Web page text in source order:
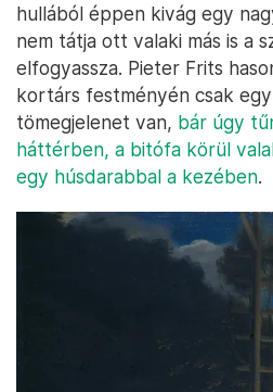
hullából éppen kivág egy
nem tátja ott valaki más is a
elfogyassza. Pieter Frits
kortárs festményén csak egy
tömegjelenet van, bár úgy
háttérben, a bitófa körül
egy húsdarabbal a kezében.